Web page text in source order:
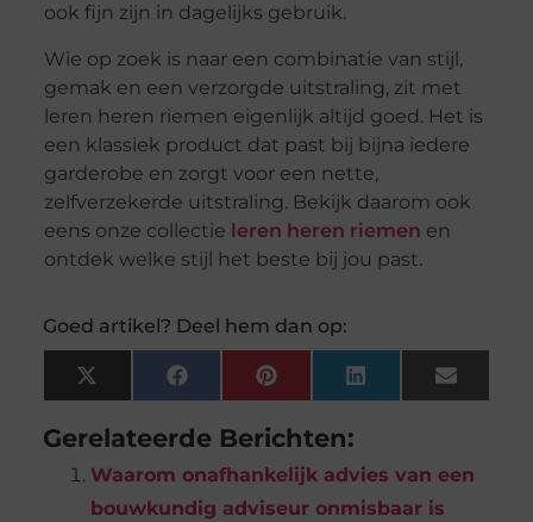
ook fijn zijn in dagelijks gebruik.
Wie op zoek is naar een combinatie van stijl,
gemak en een verzorgde uitstraling, zit met
leren heren riemen eigenlijk altijd goed. Het is
een klassiek product dat past bij bijna iedere
garderobe en zorgt voor een nette,
zelfverzekerde uitstraling. Bekijk daarom ook
eens onze collectie leren heren riemen en
ontdek welke stijl het beste bij jou past.
Goed artikel? Deel hem dan op:
X
(Twitter)
FacebookPinterestLinkedInEmail
Gerelateerde Berichten:
Waarom onafhankelijk advies van een
bouwkundig adviseur onmisbaar is